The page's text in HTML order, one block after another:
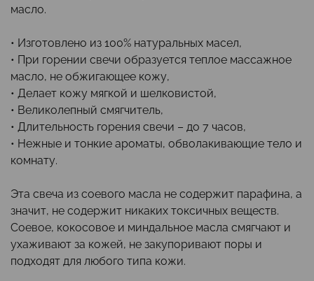
масло.
• Изготовлено из 100% натуральных масел,
• При горении свечи образуется теплое массажное
масло, не обжигающее кожу,
• Делает кожу мягкой и шелковистой,
• Великолепный смягчитель,
• Длительность горения свечи – до 7 часов,
• Нежные и тонкие ароматы, обволакивающие тело и
комнату.
Эта свеча из соевого масла не содержит парафина, а
значит, не содержит никаких токсичных веществ.
Соевое, кокосовое и миндальное масла смягчают и
ухаживают за кожей, не закупоривают поры и
подходят для любого типа кожи.